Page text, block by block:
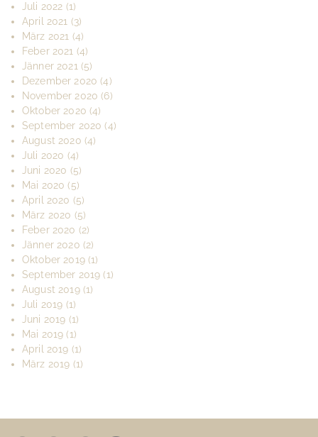
Juli 2022 (1)
April 2021 (3)
März 2021 (4)
Feber 2021 (4)
Jänner 2021 (5)
Dezember 2020 (4)
November 2020 (6)
Oktober 2020 (4)
September 2020 (4)
August 2020 (4)
Juli 2020 (4)
Juni 2020 (5)
Mai 2020 (5)
April 2020 (5)
März 2020 (5)
Feber 2020 (2)
Jänner 2020 (2)
Oktober 2019(1)
September 2019 (1)
August 2019(1)
Juli 2019 (1)
Juni 2019 (1)
Mai 2019 (1)
April 2019 (1)
März 2019 (1)